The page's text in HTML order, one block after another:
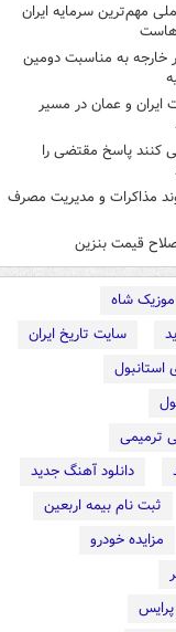
مهم‌ترین سرمایه ایران
خارجه به مناسبت دومین
ایران و عمان در مسیر
کنند پاسخ مقتضی را
مذاکرات و مدیریت مصرف
قیمت بنزین
موزیک شاه
سایت تاریخ ایران
ترمیمی
دانلود آهنگ جدید
ثبت نام بیمه اربعین
مزایده خودرو